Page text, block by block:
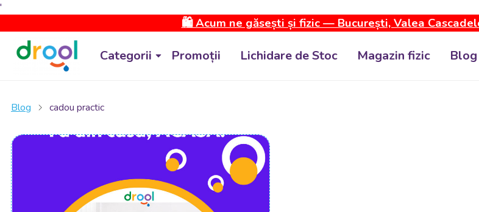
'
🛍️ Acum ne găsești și fizic — București, Valea
Categorii Promoții Lichidare de Stoc Magazin fizic Blog
Blog cadou practic